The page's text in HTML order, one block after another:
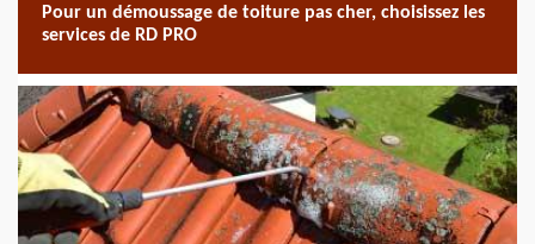
Pour un démoussage de toiture pas cher, choisissez les
services de RD PRO